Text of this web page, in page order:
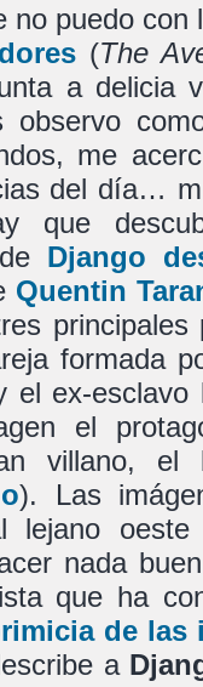
no puedo
(The
a delicia
observo
me
del día…
que
Django
Quentin
formada
el ex-esclavo
el
villano,
). Las
lejano
nada
que ha
de las
a